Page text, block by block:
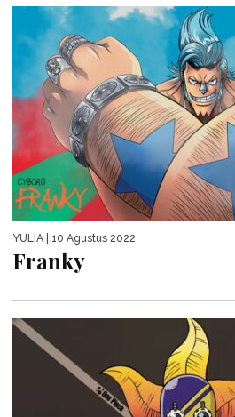
YULIA | 10 Agustus 2022
Franky